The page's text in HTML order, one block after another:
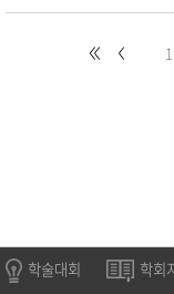
1
학술대회 학회